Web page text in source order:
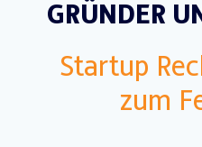
GRÜNDER
Startup
zum